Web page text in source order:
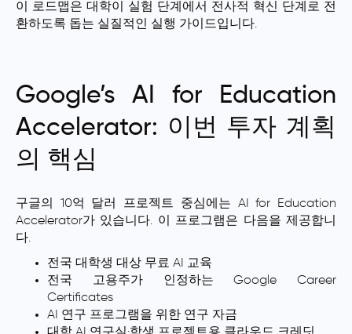
이 로드맵은 대학이 실험 단계에서 전사적 혁신 단계로 전
환하도록 돕는 실질적인 실행 가이드입니다.
Google’s AI for Education
Accelerator: 이번 투자 계획
의 핵심
구글의 10억 달러 프로젝트 중심에는 AI for Education
Accelerator가 있습니다. 이 프로그램은 다음을 제공합니
다.
전국 대학생 대상 무료 AI 교육
전국 고용주가 인정하는 Google Career
Certificates
AI 연구 프로그램을 위한 연구 자금